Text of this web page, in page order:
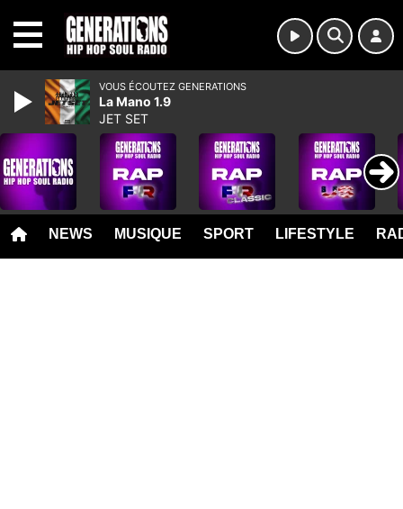
NEWS MUSIQUE SPORT LIFESTYLE
VOUS ÉCOUTEZ GENERATIONS
La Mano 1.9
JET SET